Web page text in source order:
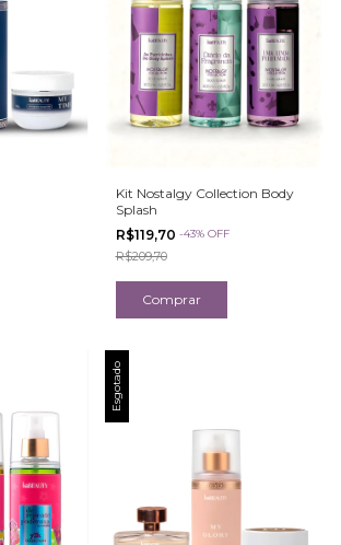
Kit Nostalgy Collection Body
Splash
R$119,70 -43% OFF
R$209,70
Esgotado